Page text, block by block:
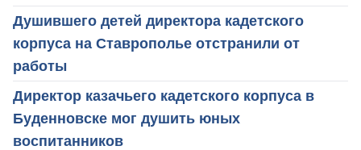
Душившего детей директора кадетского
корпуса на Ставрополье отстранили от
работы
Директор казачьего кадетского корпуса в
Буденновске мог душить юных
воспитанников